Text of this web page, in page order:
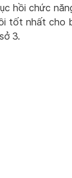
hồi chức
tốt nhất cho
3.